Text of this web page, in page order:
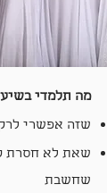
מה תלמדי
שזה אפשרי
שאת לא חסרת
שחשבת